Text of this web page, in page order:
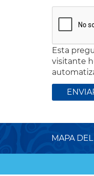
Esta
visitante
MAPA